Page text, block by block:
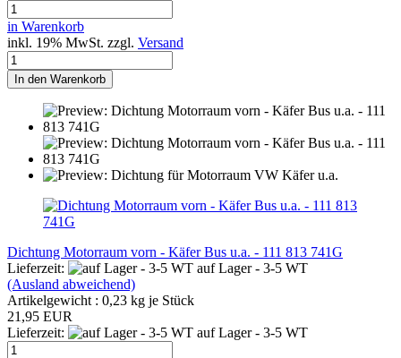
in Warenkorb
inkl. 19% MwSt. zzgl. Versand
In den Warenkorb
Dichtung Motorraum vorn - Käfer Bus u.a. - 111 813 741G
Lieferzeit:
auf Lager - 3-5 WT
(Ausland abweichend)
Artikelgewicht : 0,23 kg je Stück
21,95 EUR
Lieferzeit:
auf Lager - 3-5 WT